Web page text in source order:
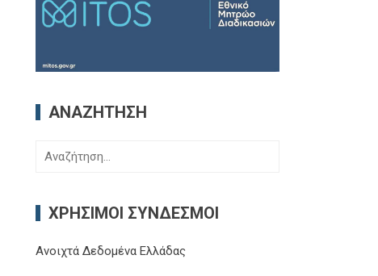
ΑΝΑΖΉΤΗΣΗ
Αναζήτηση
ΧΡΉΣΙΜΟΙ ΣΎΝΔΕΣΜΟΙ
Ανοιχτά Δεδομένα Ελλάδας